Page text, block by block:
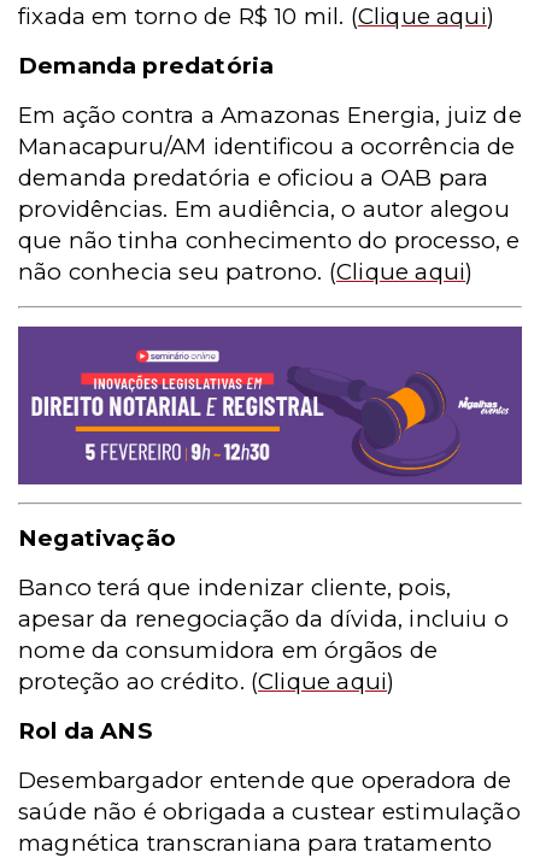
fixada em torno de R$ 10 mil. (Clique aqui)
Demanda predatória
Em ação contra a Amazonas Energia, juiz de
Manacapuru/AM identificou a ocorrência de
demanda predatória e oficiou a OAB para
providências. Em audiência, o autor alegou
que não tinha conhecimento do processo, e
não conhecia seu patrono. (Clique aqui)
Negativação
Banco terá que indenizar cliente, pois,
apesar da renegociação da dívida, incluiu o
nome da consumidora em órgãos de
proteção ao crédito. (Clique aqui)
Rol da ANS
Desembargador entende que operadora de
saúde não é obrigada a custear estimulação
magnética transcraniana para tratamento